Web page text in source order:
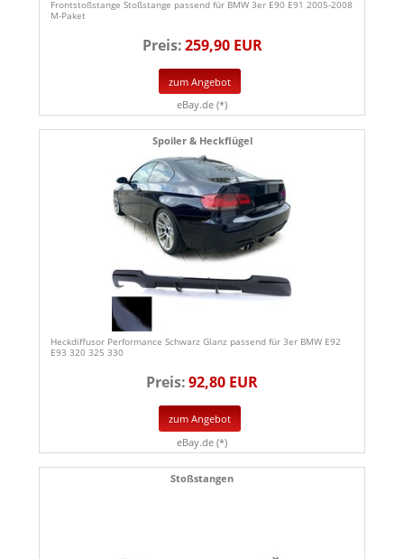
Frontstoßstange Stoßstange passend für BMW 3er E90 E91 2005-2008
M-Paket
Preis:259,90 EUR
zum Angebot
eBay.de (*)
Spoiler & Heckflügel
Heckdiffusor Performance Schwarz Glanz passend für 3er BMW E92
E93 320 325 330
Preis:92,80 EUR
zum Angebot
eBay.de (*)
Stoßstangen